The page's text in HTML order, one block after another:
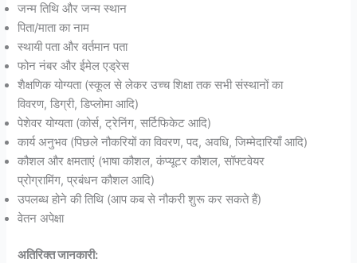
जन्म तिथि और जन्म स्थान
पिता/माता का नाम
स्थायी पता और वर्तमान पता
फोन नंबर और ईमेल एड्रेस
शैक्षणिक योग्यता (स्कूल से लेकर उच्च शिक्षा तक सभी संस्थानों का
विवरण, डिग्री, डिप्लोमा आदि)
पेशेवर योग्यता (कोर्स, ट्रेनिंग, सर्टिफिकेट आदि)
कार्य अनुभव (पिछले नौकरियों का विवरण, पद, अवधि, जिम्मेदारियाँ आदि)
कौशल और क्षमताएं (भाषा कौशल, कंप्यूटर कौशल, सॉफ्टवेयर
प्रोग्रामिंग, प्रबंधन कौशल आदि)
उपलब्ध होने की तिथि (आप कब से नौकरी शुरू कर सकते हैं)
वेतन अपेक्षा
अतिरिक्त जानकारी: